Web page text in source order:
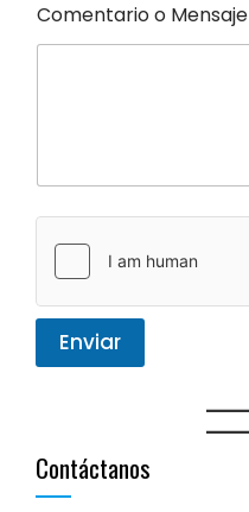
Comentario o Mensaje
Enviar
Contáctanos